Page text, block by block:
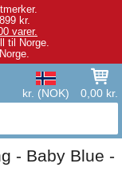
kr.
varer.
til Norge.
kr. (NOK) 0,00 kr.
- Baby Blue -